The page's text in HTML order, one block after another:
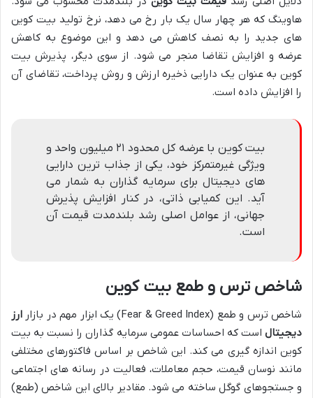
هاوینگ که هر چهار سال یک بار رخ می دهد، نرخ تولید بیت کوین
های جدید را به نصف کاهش می دهد و این موضوع به کاهش
عرضه و افزایش تقاضا منجر می شود. از سوی دیگر، پذیرش بیت
کوین به عنوان یک دارایی ذخیره ارزش و روش پرداخت، تقاضای آن
را افزایش داده است.
بیت کوین با عرضه کل محدود ۲۱ میلیون واحد و
ویژگی غیرمتمرکز خود، یکی از جذاب ترین دارایی
های دیجیتال برای سرمایه گذاران به شمار می
آید. این کمیابی ذاتی، در کنار افزایش پذیرش
جهانی، از عوامل اصلی رشد بلندمدت قیمت آن
است.
شاخص ترس و طمع بیت کوین
شاخص ترس و طمع (Fear & Greed Index) یک ابزار مهم در بازار
ارز
دیجیتال است که احساسات عمومی سرمایه گذاران را نسبت به بیت
کوین اندازه گیری می کند. این شاخص بر اساس فاکتورهای مختلفی
مانند نوسان قیمت، حجم معاملات، فعالیت در رسانه های اجتماعی
و جستجوهای گوگل ساخته می شود. مقادیر بالای این شاخص (طمع)